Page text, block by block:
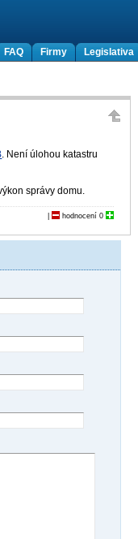
Legislativa
Firmy
FAQ
. Není úlohou katastru
správy domu.
hodnocení 0